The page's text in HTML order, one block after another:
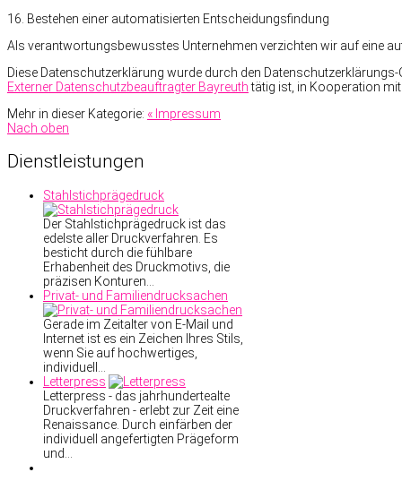
16. Bestehen einer automatisierten Entscheidungsfindung
Als verantwortungsbewusstes Unternehmen verzichten wir auf eine
Diese Datenschutzerklärung wurde durch den
Externer Datenschutzbeauftragter Bayreuthtätig ist, in Kooperation
Mehr in dieser Kategorie: « Impressum
Nach oben
Dienstleistungen
Stahlstichprägedruck
Der Stahlstichprägedruck ist das
edelste aller Druckverfahren. Es
besticht durch die fühlbare
Erhabenheit des Druckmotivs, die
präzisen Konturen…
Privat- und Familiendrucksachen
Gerade im Zeitalter von E-Mail und
Internet ist es ein Zeichen Ihres Stils,
wenn Sie auf hochwertiges,
individuell…
Letterpress
Letterpress - das jahrhundertealte
Druckverfahren - erlebt zur Zeit eine
Renaissance. Durch einfärben der
individuell angefertigten Prägeform
und…